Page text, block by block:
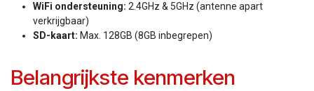
WiFi ondersteuning: 2.4GHz & 5GHz (antenne apart
verkrijgbaar)
SD-kaart: Max. 128GB (8GB inbegrepen)
Belangrijkste kenmerken